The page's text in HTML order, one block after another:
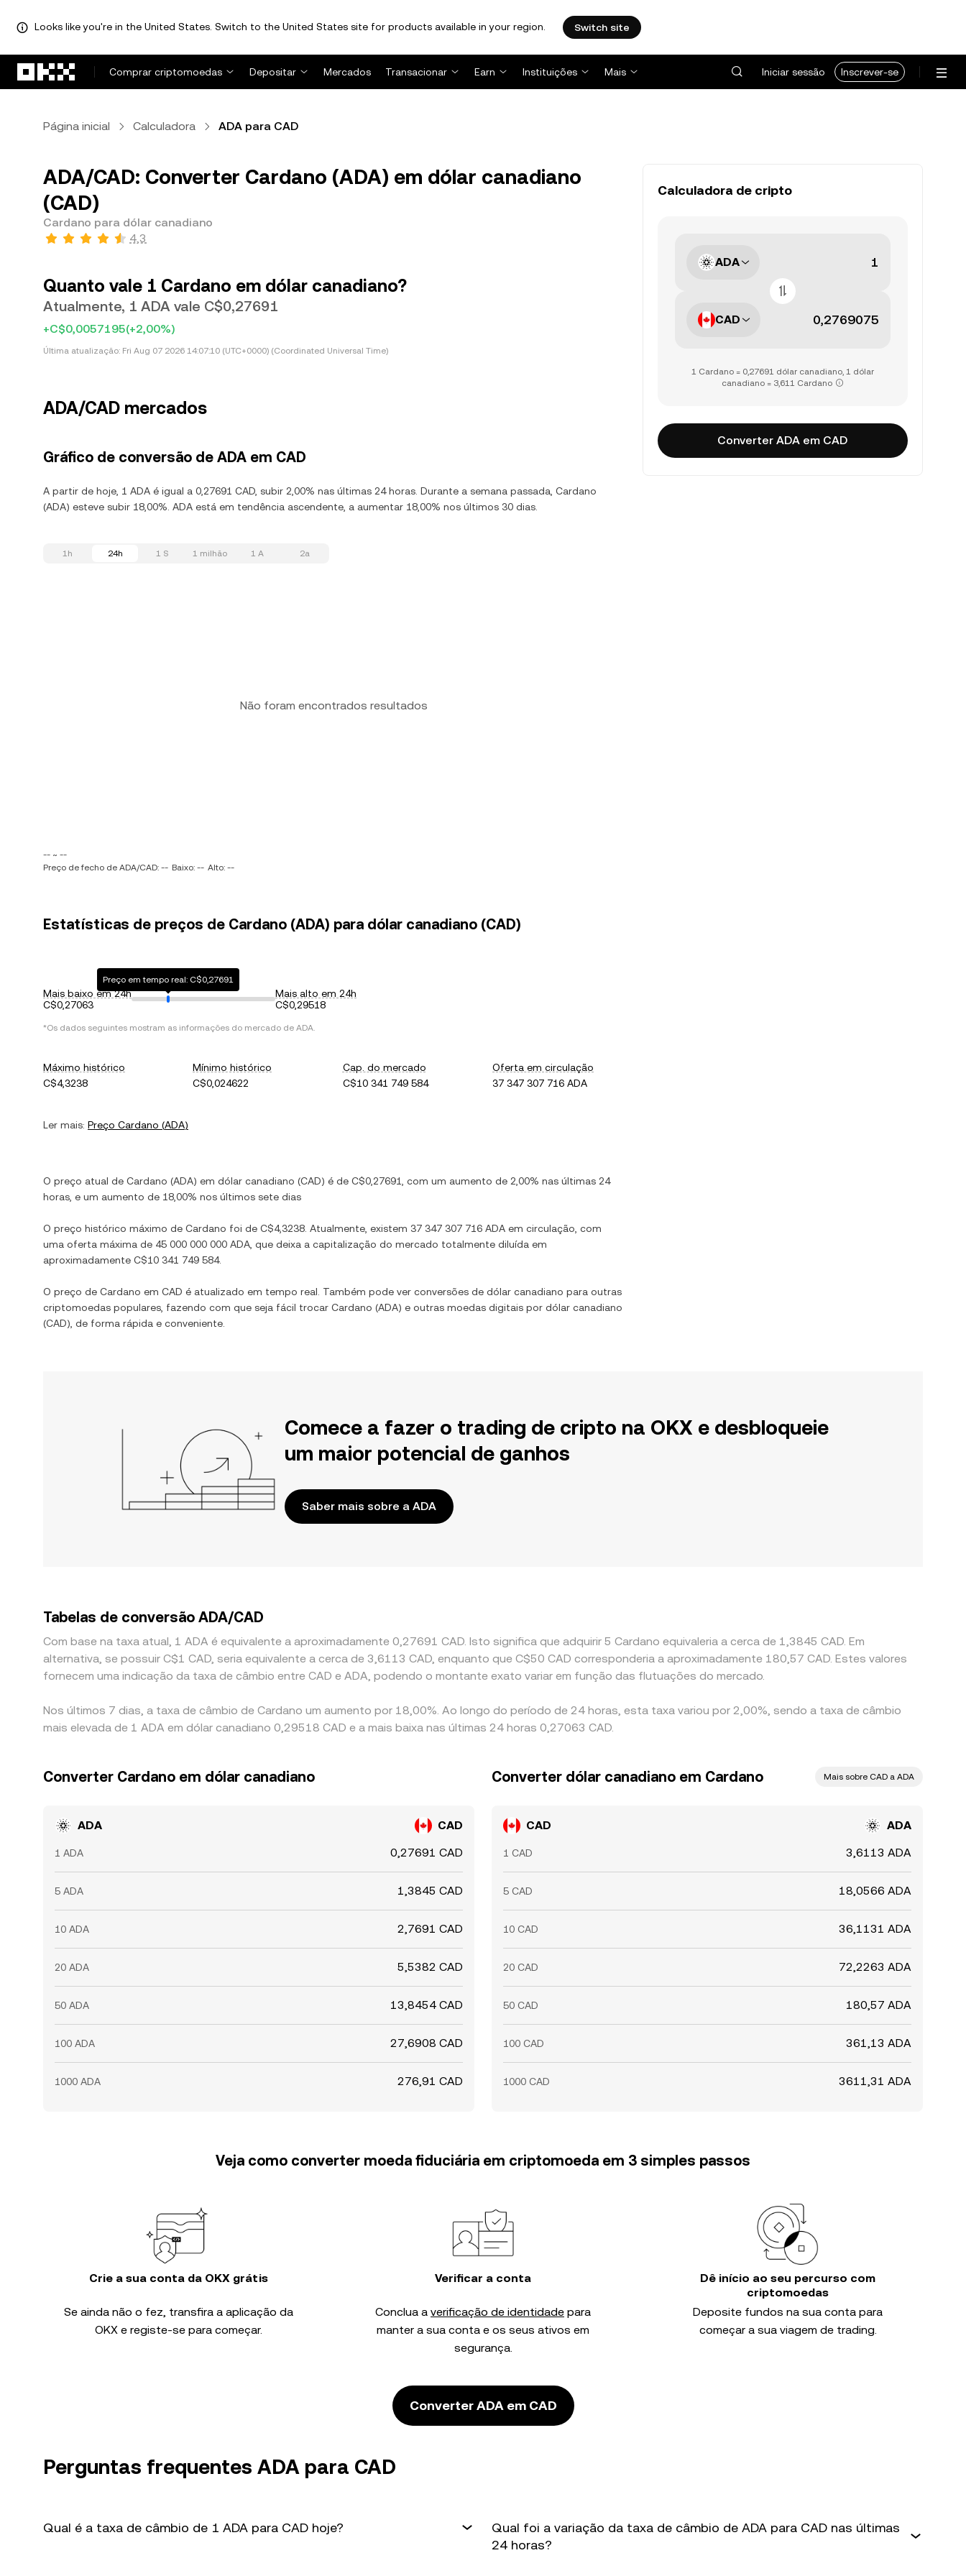
Looks like you're in the United States. Switch to the United States site for products available in your region. Switch site
Comprar criptomoedas
Depositar Mercados Transacionar Earn Instituições Mais Iniciar sessão Inscrever-se
Página inicial Calculadora ADA para CAD
ADA/CAD: Converter Cardano (ADA) em dólar canadiano
(CAD)
Cardano para dólar canadiano
4,3
Quanto vale 1 Cardano em dólar canadiano?
Atualmente, 1 ADA vale C$0,27691
+C$0,0057195(+2,00%)
Última atualização: Fri Aug 07 2026 14:07:10 (UTC+0000) (Coordinated Universal Time)
ADA/CAD mercados
Gráfico de conversão de ADA em CAD
A partir de hoje, 1 ADA é igual a 0,27691 CAD, subir 2,00% nas últimas 24 horas. Durante a semana passada, Cardano
(ADA) esteve subir 18,00%. ADA está em tendência ascendente, a aumentar 18,00% nos últimos 30 dias.
1h 24h 1 S 1 milhão 1 A 2a
Não foram encontrados resultados
-- ~ --
Preço de fecho de ADA/CAD: -- Baixo: -- Alto: --
Estatísticas de preços de Cardano (ADA) para dólar canadiano (CAD)
Mais baixo em 24h
C$0,27063
Preço em tempo real: C$0,27691
Mais alto em 24h
C$0,29518
*Os dados seguintes mostram as informações do mercado de ADA.
Máximo histórico
C$4,3238
Mínimo histórico
C$0,024622
Cap. do mercado
C$10 341 749 584
Oferta em circulação
37 347 307 716 ADA
Ler mais: Preço Cardano (ADA)
O preço atual de Cardano (ADA) em dólar canadiano (CAD) é de C$0,27691 , com um aumento de 2,00% nas últimas 24
horas, e um aumento de 18,00% nos últimos sete dias
O preço histórico máximo de Cardano foi de C$4,3238 . Atualmente, existem 37 347 307 716 ADA em circulação, com
uma oferta máxima de 45 000 000 000 ADA , que deixa a capitalização do mercado totalmente diluída em
aproximadamente C$10 341 749 584.
O preço de Cardano em CAD é atualizado em tempo real. Também pode ver conversões de dólar canadiano para outras
criptomoedas populares, fazendo com que seja fácil trocar Cardano (ADA) e outras moedas digitais por dólar canadiano
(CAD), de forma rápida e conveniente.
Calculadora de cripto
ADA
CAD
1 Cardano = 0,27691 dólar canadiano, 1 dólar
canadiano = 3,611 Cardano
Converter ADA em CAD
Comece a fazer o trading de cripto na OKX e desbloqueie
um maior potencial de ganhos
Saber mais sobre a ADA
Tabelas de conversão ADA/CAD
Com base na taxa atual, 1 ADA é equivalente a aproximadamente 0,27691 CAD. Isto significa que adquirir 5 Cardano equivaleria a cerca de 1,3845 CAD. Em
alternativa, se possuir C$1 CAD, seria equivalente a cerca de 3,6113 CAD, enquanto que C$50 CAD corresponderia a aproximadamente 180,57 CAD. Estes valores
fornecem uma indicação da taxa de câmbio entre CAD e ADA, podendo o montante exato variar em função das flutuações do mercado.
Nos últimos 7 dias, a taxa de câmbio de Cardano um aumento por 18,00%. Ao longo do período de 24 horas, esta taxa variou por 2,00%, sendo a taxa de câmbio
mais elevada de 1 ADA em dólar canadiano 0,29518 CAD e a mais baixa nas últimas 24 horas 0,27063 CAD.
Converter Cardano em dólar canadiano
ADA CAD
1 ADA 0,27691 CAD
5 ADA 1,3845 CAD
10 ADA 2,7691 CAD
20 ADA 5,5382 CAD
50 ADA 13,8454 CAD
100 ADA 27,6908 CAD
1000 ADA 276,91 CAD
Converter dólar canadiano em Cardano Mais sobre CAD a ADA
CAD ADA
1 CAD 3,6113 ADA
5 CAD 18,0566 ADA
10 CAD 36,1131 ADA
20 CAD 72,2263 ADA
50 CAD 180,57 ADA
100 CAD 361,13 ADA
1000 CAD 3611,31 ADA
Veja como converter moeda fiduciária em criptomoeda em 3 simples passos
Crie a sua conta da OKX grátis
Se ainda não o fez, transfira a aplicação da
OKX e registe-se para começar.
Verificar a conta
Conclua a verificação de identidade para
manter a sua conta e os seus ativos em
segurança.
Dê início ao seu percurso com
criptomoedas
Deposite fundos na sua conta para
começar a sua viagem de trading.
Converter ADA em CAD
Perguntas frequentes ADA para CAD
Qual é a taxa de câmbio de 1 ADA para CAD hoje?
Qual foi a variação da taxa de câmbio de ADA para CAD nas últimas
24 horas?